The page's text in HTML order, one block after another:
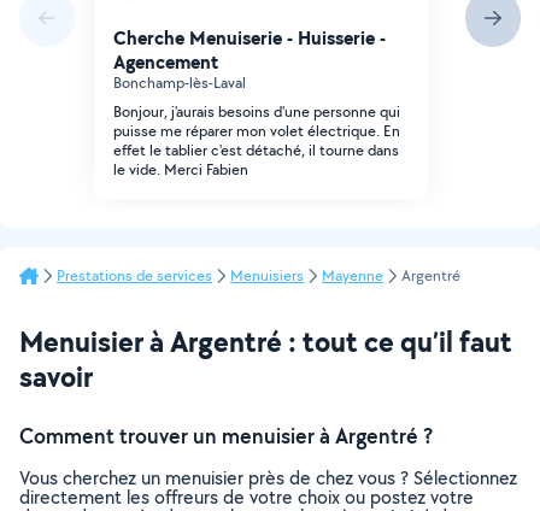
Cherche Menuiserie - Huisserie -
Agencement
Bonchamp-lès-Laval
Bonjour, j'aurais besoins d'une personne qui
puisse me réparer mon volet électrique. En
effet le tablier c'est détaché, il tourne dans
le vide. Merci Fabien
Prestations de services Menuisiers Mayenne Argentré
Menuisier à Argentré : tout ce qu’il faut
savoir
Comment trouver un menuisier à Argentré ?
Vous cherchez un menuisier près de chez vous ? Sélectionnez
directement les offreurs de votre choix ou postez votre